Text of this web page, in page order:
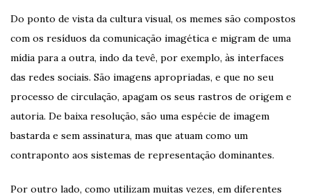
Do ponto de vista da cultura visual, os memes são compostos
com os resíduos da comunicação imagética e migram de uma
mídia para a outra, indo da tevê, por exemplo, às interfaces
das redes sociais. São imagens apropriadas, e que no seu
processo de circulação, apagam os seus rastros de origem e
autoria. De baixa resolução, são uma espécie de imagem
bastarda e sem assinatura, mas que atuam como um
contraponto aos sistemas de representação dominantes.
Por outro lado, como utilizam muitas vezes, em diferentes